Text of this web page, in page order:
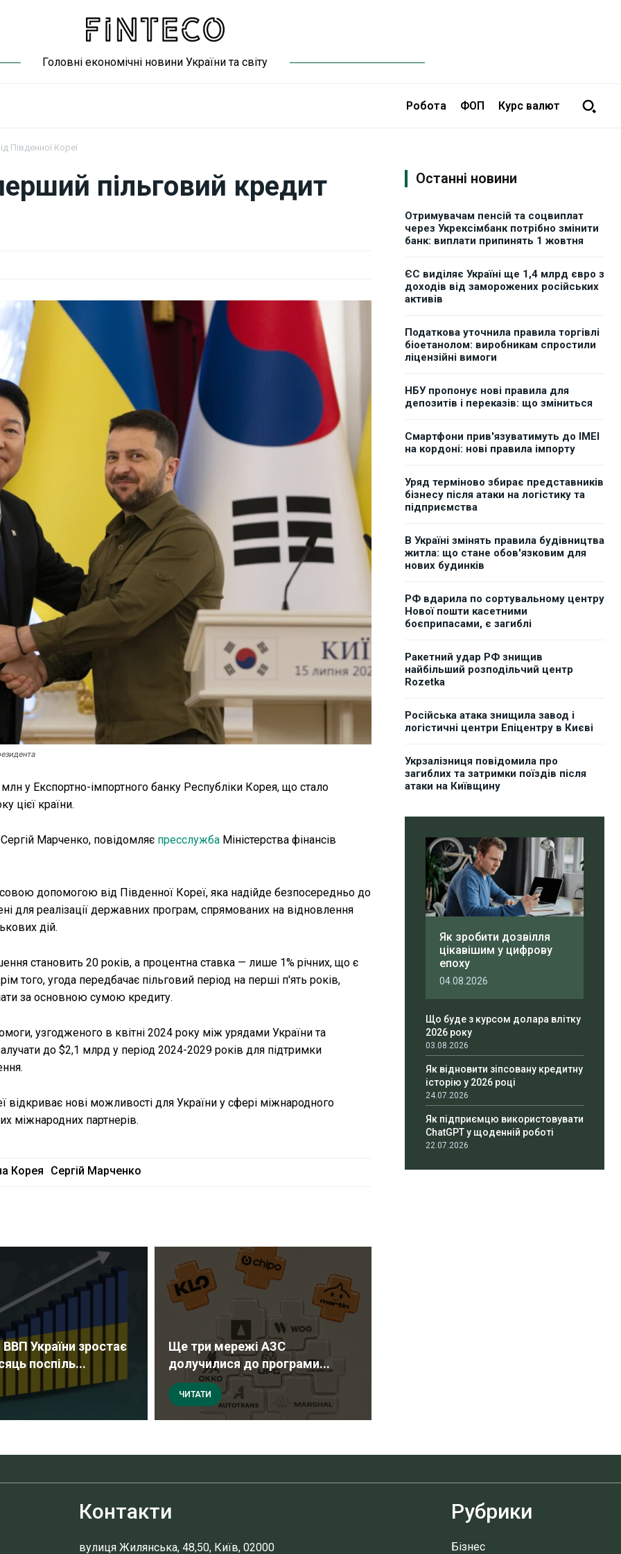
Головні економічні новини України та світу
Робота ФОП Курс валют
Південної Кореї
пільговий кредит
у Експортно-імпортного банку Республіки Корея, що стало
цієї країни.
Сергій Марченко, повідомляє пресслужба Міністерства фінансів
допомогою від Південної Кореї, яка надійде безпосередньо до
для реалізації державних програм, спрямованих на відновлення
дій.
становить 20 років, а процентна ставка — лише 1% річних, що є
того, угода передбачає пільговий період на перші п'ять років,
за основною сумою кредиту.
узгодженого в квітні 2024 року між урядами України та
до $2,1 млрд у період 2024-2029 років для підтримки
відкриває нові можливості для України у сфері міжнародного
міжнародних партнерів.
Корея Сергій Марченко
України зростає
поспіль...
Ще три мережі АЗС
долучилися до програми...
ЧИТАТИ
Останні новини
Отримувачам пенсій та соцвиплат
через Укрексімбанк потрібно змінити
банк: виплати припинять 1 жовтня
ЄС виділяє Україні ще 1,4 млрд євро з
доходів від заморожених російських
активів
Податкова уточнила правила торгівлі
біоетанолом: виробникам спростили
ліцензійні вимоги
НБУ пропонує нові правила для
депозитів і переказів: що зміниться
Смартфони прив'язуватимуть до IMEI
на кордоні: нові правила імпорту
Уряд терміново збирає представників
бізнесу після атаки на логістику та
підприємства
В Україні змінять правила будівництва
житла: що стане обов'язковим для
нових будинків
РФ вдарила по сортувальному центру
Нової пошти касетними
боєприпасами, є загиблі
Ракетний удар РФ знищив
найбільший розподільчий центр
Rozetka
Російська атака знищила завод і
логістичні центри Епіцентру в Києві
Укрзалізниця повідомила про
загиблих та затримки поїздів після
атаки на Київщину
Як зробити дозвілля
цікавішим у цифрову
епоху
04.08.2026
Що буде з курсом долара влітку
2026 року
03.08.2026
Як відновити зіпсовану кредитну
історію у 2026 році
24.07.2026
Як підприємцю використовувати
ChatGPT у щоденній роботі
22.07.2026
Контакти
вулиця Жилянська, 48,50, Київ, 02000
Рубрики
Бізнес